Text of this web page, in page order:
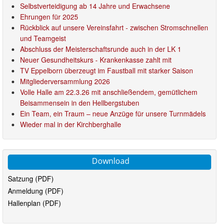
Selbstverteidigung ab 14 Jahre und Erwachsene
Ehrungen für 2025
Rückblick auf unsere Vereinsfahrt - zwischen Stromschnellen
und Teamgeist
Abschluss der Meisterschaftsrunde auch in der LK 1
Neuer Gesundheitskurs - Krankenkasse zahlt mit
TV Eppelborn überzeugt im Faustball mit starker Saison
Mitgliederversammlung 2026
Volle Halle am 22.3.26 mit anschließendem, gemütlichem
Beisammensein in den Hellbergstuben
Ein Team, ein Traum – neue Anzüge für unsere Turnmädels
Wieder mal in der Kirchberghalle
Download
Satzung (PDF)
Anmeldung (PDF)
Hallenplan (PDF)